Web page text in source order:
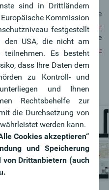
durch gemeinsame
IT GmbH , die
3 Banken-
m.b.H.(gemeinsame
AG) und die
3-
sind in Drittländern
Kommission
festgestellt
den USA, die nicht am
teilnehmen. Es besteht
dass Ihre Daten dem
zu Kontroll- und
unterliegen und Ihnen
Rechtsbehelfe zur
die Durchsetzung von
werden kann.
Cookies akzeptieren“
und Speicherung
Drittanbietern (auch